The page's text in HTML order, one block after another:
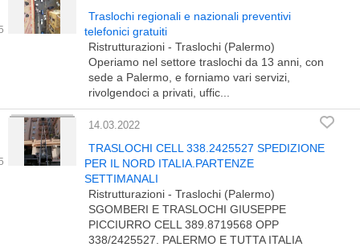
Traslochi regionali e nazionali preventivi
telefonici gratuiti
Ristrutturazioni - Traslochi (Palermo)
Operiamo nel settore traslochi da 13 anni, con
sede a Palermo, e forniamo vari servizi,
rivolgendoci a privati, uffic...
14.03.2022
TRASLOCHI CELL 338.2425527 SPEDIZIONE
PER IL NORD ITALIA.PARTENZE
SETTIMANALI
Ristrutturazioni - Traslochi (Palermo)
SGOMBERI E TRASLOCHI GIUSEPPE
PICCIURRO CELL 389.8719568 OPP
338/2425527. PALERMO E TUTTA ITALIA